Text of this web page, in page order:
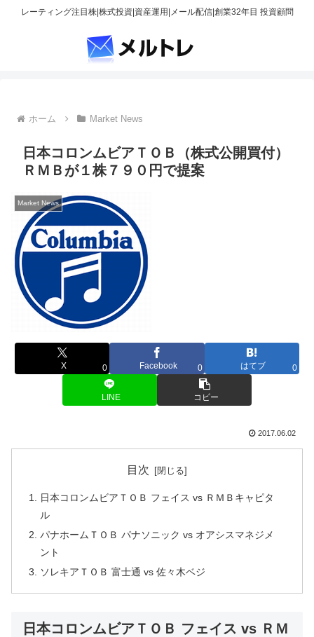
レーティング注目株|株式投資|資産運用|メール配信|創業32年目 投資顧問
ホーム Market News
日本コロンムビアＴＯＢ（株式公開買付）
ＲＭＢが１株７９０円で提案
Market News
X 0 Facebook 0 はてブ 0
LINE コピー
2017.06.02
目次
日本コロンムビアＴＯＢ フェイス vs ＲＭＢキャピタ
ル
パナホームＴＯＢ パナソニック vs オアシスマネジメ
ント
ソレキアＴＯＢ 富士通 vs 佐々木ベジ
日本コロンムビアＴＯＢ フェイス vs ＲＭ